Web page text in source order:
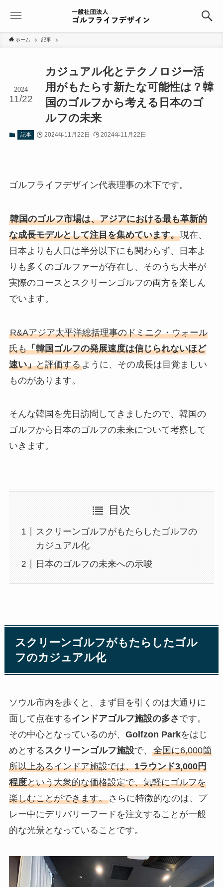
ホーム 記事
カジュアル化とテクノロジー活
用がもたらす新たな可能性は？韓
国のゴルフから考える日本のゴ
ルフの未来
2024
11/22
記事 2024年11月22日 2024年11月22日
ゴルフライフデザイン代表理事の木下です。
韓国のゴルフ市場は、アジアにおける最も革新的
な成長モデルとして注目を集めています。現在、
日本よりも人口は半分以下にも関わらず、日本よ
りも多くのゴルファーが存在し、そのうち大半が
実際のコースとスクリーンゴルフの両方を楽しん
でいます。
R&Aアジア太平洋総括理事のドミニク・ウォール
氏も「韓国ゴルフの発展速度は信じられないほど
速い」と評価するように、その成長は目覚ましい
ものがあります。
そんな韓国を先日訪問してきましたので、韓国の
ゴルフから日本のゴルフの未来について考察して
いきます。
目次
スクリーンゴルフがもたらしたゴルフの
カジュアル化
日本のゴルフの未来への示唆
スクリーンゴルフがもたらしたゴル
フのカジュアル化
ソウル市内を歩くと、まず目を引くのは大通りに
面して点在するインドアゴルフ施設の多さ です。
その中心となっているのが、 Golfzon Parkをはじ
めとする スクリーンゴルフ施設で、 全国に6,000箇
所以上あるインドア施設では、1ラウンド3,000円
程度という大衆的な価格設定で、気軽にゴルフを
楽しむことができます。さらに特徴的なのは、プ
レー中にデリバリーフードを注文することが一般
的な光景となっていることです。